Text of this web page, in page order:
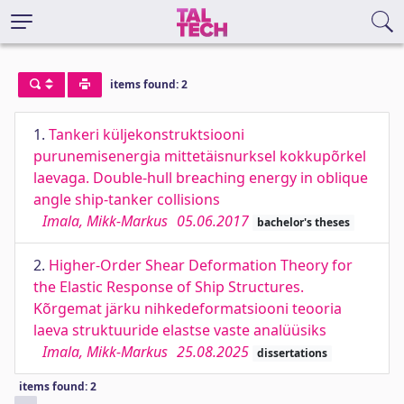
items found: 2
1. Tankeri küljekonstruktsiooni
purunemisenergia mittetäisnurksel kokkupõrkel
laevaga. Double-hull breaching energy in oblique
angle ship-tanker collisions
Imala, Mikk-Markus 05.06.2017 bachelor's theses
2. Higher-Order Shear Deformation Theory for
the Elastic Response of Ship Structures.
Kõrgemat järku nihkedeformatsiooni teooria
laeva struktuuride elastse vaste analüüsiks
Imala, Mikk-Markus 25.08.2025 dissertations
items found: 2